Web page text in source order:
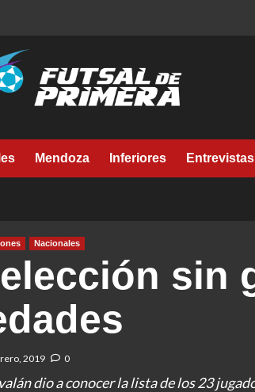
Mendoza Inferiores Entrevistas
Nacionales
sin
2019 0
dio a conocer la lista de los 23